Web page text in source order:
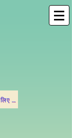
नीचे दिए गए विकल्पों में